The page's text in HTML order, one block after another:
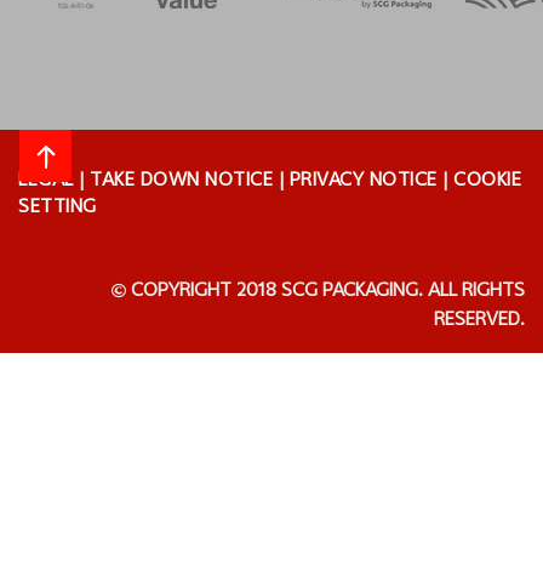
LEGAL| TAKE DOWN NOTICE | PRIVACY NOTICE | COOKIE
SETTING
COPYRIGHT 2018 SCG PACKAGING. ALL RIGHTS
RESERVED.